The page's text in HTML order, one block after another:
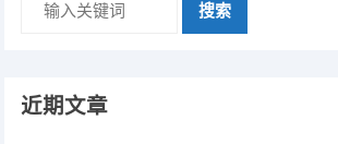
搜索
近期文章